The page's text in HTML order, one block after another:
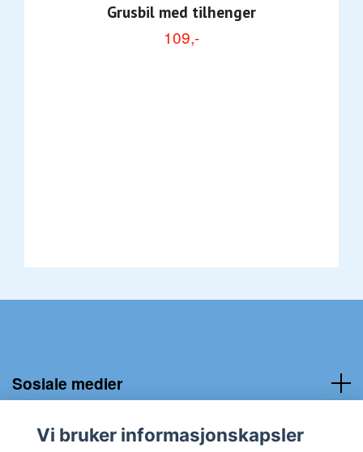
Grusbil med tilhenger
109,-
Sosiale medier
Kundeservice:
Vi bruker informasjonskapsler